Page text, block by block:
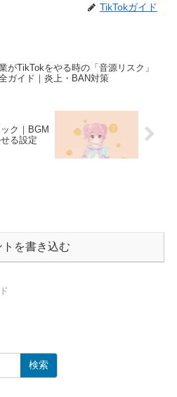
TikTokガイド
がTikTokをやる時の「音源リスク」
ガイド｜炎上・BAN対策
ク｜BGM
る設定
トを書き込む
検索